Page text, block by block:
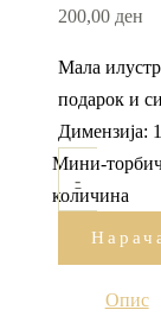
200,00 ден
Мала
подарок и
Димензија:
-
Мини-
количина
Опис